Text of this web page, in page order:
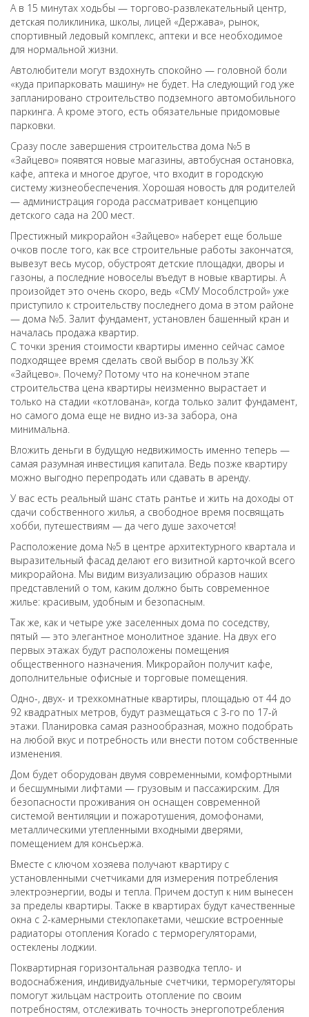
А в 15 минутах ходьбы — торгово-развлекательный центр,
детская поликлиника, школы, лицей «Держава», рынок,
спортивный ледовый комплекс, аптеки и все необходимое
для нормальной жизни.
Автолюбители могут вздохнуть спокойно — головной боли
«куда припарковать машину» не будет. На следующий год уже
запланировано строительство подземного автомобильного
паркинга. А кроме этого, есть обязательные придомовые
парковки.
Сразу после завершения строительства дома №5 в
«Зайцево» появятся новые магазины, автобусная остановка,
кафе, аптека и многое другое, что входит в городскую
систему жизнеобеспечения. Хорошая новость для родителей
— администрация города рассматривает концепцию
детского сада на 200 мест.
Престижный микрорайон «Зайцево» наберет еще больше
очков после того, как все строительные работы закончатся,
вывезут весь мусор, обустроят детские площадки, дворы и
газоны, а последние новоселы въедут в новые квартиры. А
произойдет это очень скоро, ведь «СМУ Мособлстрой» уже
приступило к строительству последнего дома в этом районе
— дома №5. Залит фундамент, установлен башенный кран и
началась продажа квартир.
С точки зрения стоимости квартиры именно сейчас самое
подходящее время сделать свой выбор в пользу ЖК
«Зайцево». Почему? Потому что на конечном этапе
строительства цена квартиры неизменно вырастает и
только на стадии «котлована», когда только залит фундамент,
но самого дома еще не видно из-за забора, она
минимальна.
Вложить деньги в будущую недвижимость именно теперь —
самая разумная инвестиция капитала. Ведь позже квартиру
можно выгодно перепродать или сдавать в аренду.
У вас есть реальный шанс стать рантье и жить на доходы от
сдачи собственного жилья, а свободное время посвящать
хобби, путешествиям — да чего душе захочется!
Расположение дома №5 в центре архитектурного квартала и
выразительный фасад делают его визитной карточкой всего
микрорайона. Мы видим визуализацию образов наших
представлений о том, каким должно быть современное
жилье: красивым, удобным и безопасным.
Так же, как и четыре уже заселенных дома по соседству,
пятый — это элегантное монолитное здание. На двух его
первых этажах будут расположены помещения
общественного назначения. Микрорайон получит кафе,
дополнительные офисные и торговые помещения.
Одно-, двух- и трехкомнатные квартиры, площадью от 44 до
92 квадратных метров, будут размещаться с 3-го по 17-й
этажи. Планировка самая разнообразная, можно подобрать
на любой вкус и потребность или внести потом собственные
изменения.
Дом будет оборудован двумя современными, комфортными
и бесшумными лифтами — грузовым и пассажирским. Для
безопасности проживания он оснащен современной
системой вентиляции и пожаротушения, домофонами,
металлическими утепленными входными дверями,
помещением для консьержа.
Вместе с ключом хозяева получают квартиру с
установленными счетчиками для измерения потребления
электроэнергии, воды и тепла. Причем доступ к ним вынесен
за пределы квартиры. Также в квартирах будут качественные
окна с 2-камерными стеклопакетами, чешские встроенные
радиаторы отопления Korado с терморегуляторами,
остеклены лоджии.
Поквартирная горизонтальная разводка тепло- и
водоснабжения, индивидуальные счетчики, терморегуляторы
помогут жильцам настроить отопление по своим
потребностям, отслеживать точность энергопотребления